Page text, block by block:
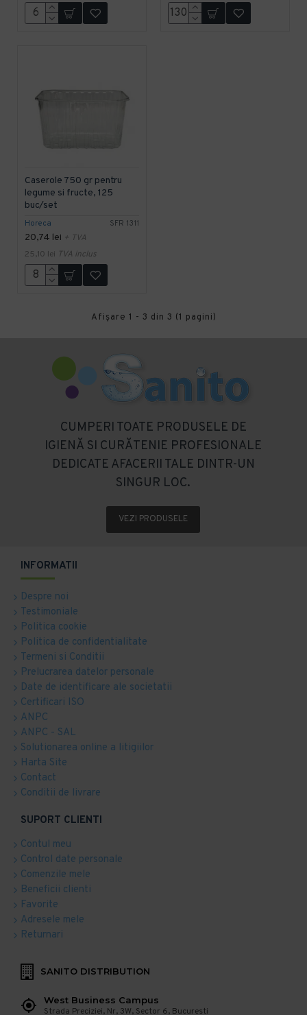
Horeca SFR 1311
Caserole 750 gr pentru
legume si fructe, 125
buc/set
20,74 lei + TVA
25,10 lei TVA inclus
Afişare 1 - 3 din 3 (1 pagini)
CUMPERI TOATE PRODUSELE DE
IGIENĂ SI CURĂTENIE PROFESIONALE
DEDICATE AFACERII TALE DINTR-UN
SINGUR LOC.
VEZI PRODUSELE
INFORMATII
Despre noi
Testimoniale
Politica cookie
Politica de confidentialitate
Termeni si Conditii
Prelucrarea datelor personale
Date de identificare ale societatii
Certificari ISO
ANPC
ANPC - SAL
Solutionarea online a litigiilor
Harta Site
Contact
Conditii de livrare
SUPORT CLIENTI
Contul meu
Control date personale
Comenzile mele
Beneficii clienti
Favorite
Adresele mele
Returnari
SANITO DISTRIBUTION
West Business Campus
Strada Preciziei, Nr, 3W, Sector 6, Bucuresti